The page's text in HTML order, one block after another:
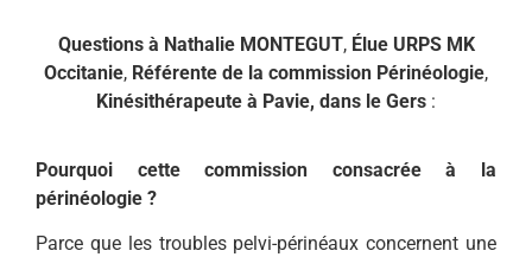
Questions à Nathalie MONTEGUT, Élue URPS MK
Occitanie, Référente de la commission Périnéologie,
Kinésithérapeute à Pavie, dans le Gers :
Pourquoi cette commission consacrée à la
périnéologie ?
Parce que les troubles pelvi-périnéaux concernent une